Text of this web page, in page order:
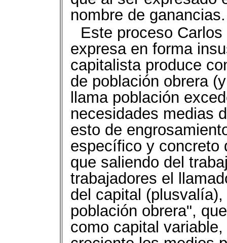
nombre de ganancias.
Este proceso
expresa en forma
capitalista produce
de población obrera
llama población
necesidades medias
esto de
específico y
que saliendo del
trabajadores el
del capital
población obrera",
como capital